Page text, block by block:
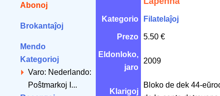
Abonoj
Brokantaĵoj
Mendo
Kategorioj
Varo: Nederlando:
Poŝtmarkoj I...
Kategorio Filatelaĵoj
Prezo 5.50 €
Eldonloko,
jaro
2009
Klarigoj
Bloko de dek 44-